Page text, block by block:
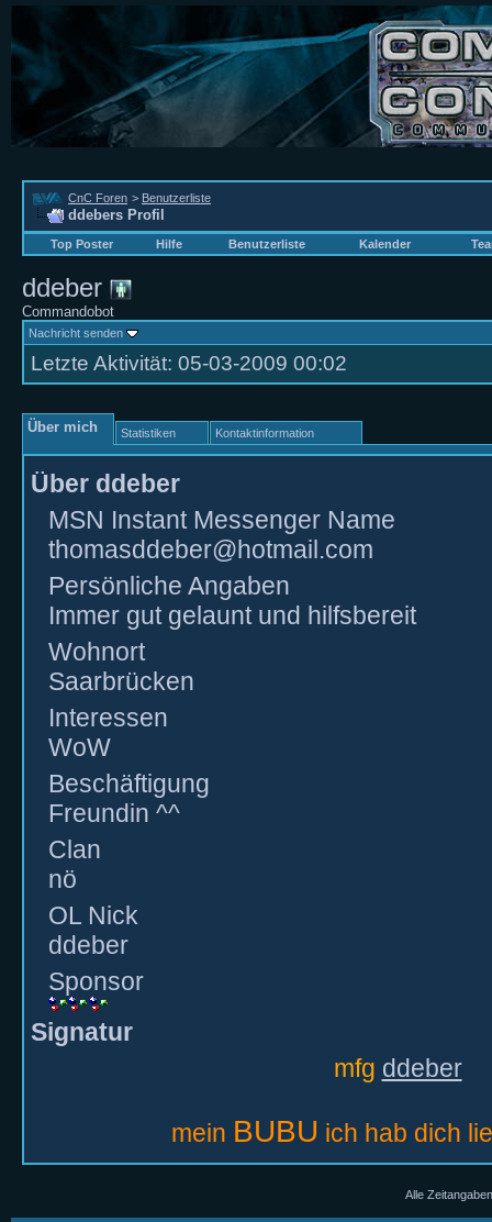
CnC Foren > Benutzerliste
ddebers Profil
Top Poster Hilfe Benutzerliste Kalender
ddeber
Commandobot
Nachricht senden
Letzte Aktivität: 05-03-2009 00:02
Über mich Statistiken Kontaktinformation
Über ddeber
MSN Instant Messenger Name
thomasddeber@hotmail.com
Persönliche Angaben
Immer gut gelaunt und hilfsbereit
Wohnort
Saarbrücken
Interessen
WoW
Beschäftigung
Freundin ^^
Clan
nö
OL Nick
ddeber
Sponsor
Signatur
mfg ddeber
mein BUBU ich hab dich
Alle